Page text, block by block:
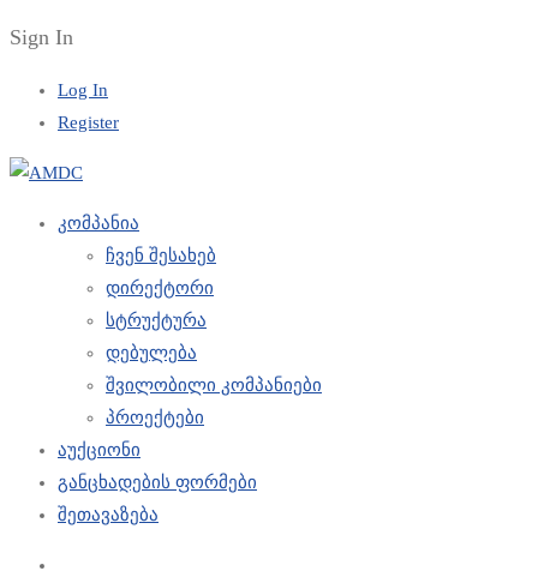
Sign In
Log In
Register
კომპანია
ჩვენ შესახებ
დირექტორი
სტრუქტურა
დებულება
შვილობილი კომპანიები
პროექტები
აუქციონი
განცხადების ფორმები
შეთავაზება